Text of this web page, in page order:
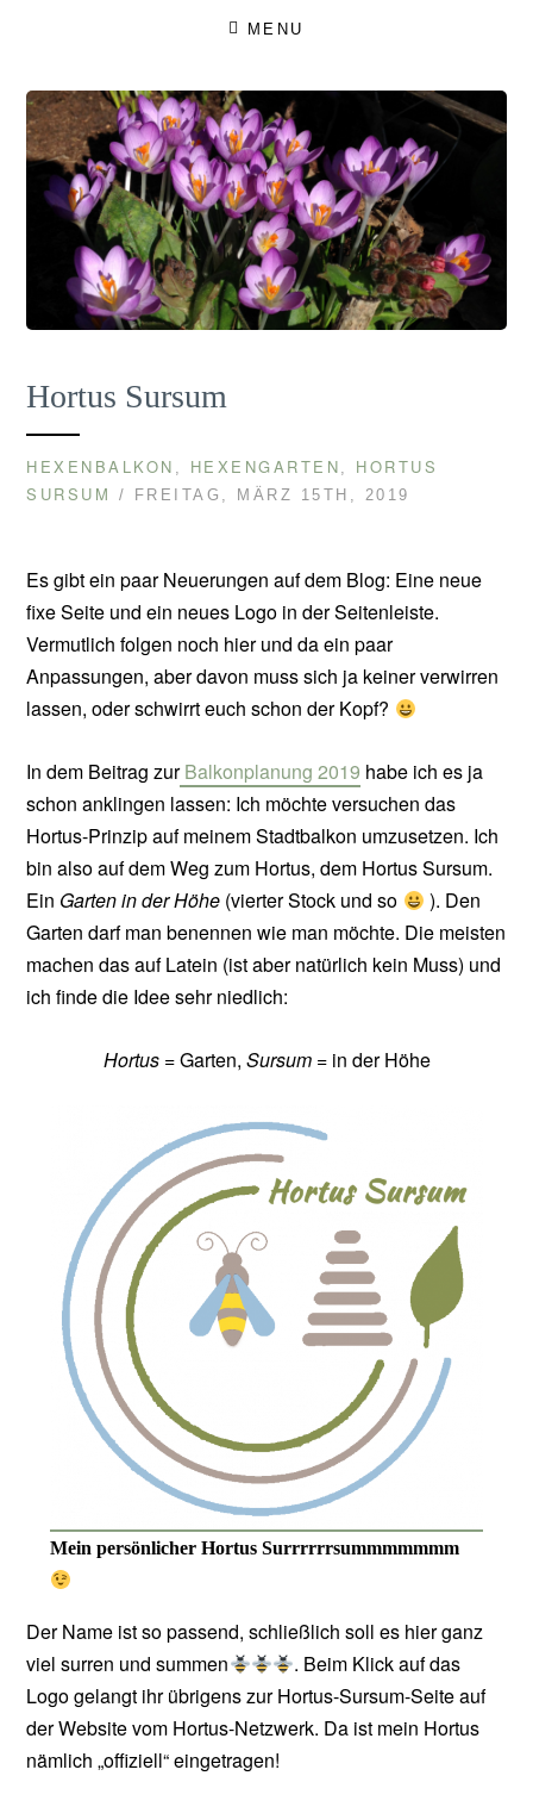
MENU
Hortus Sursum
HEXENBALKON , HEXENGARTEN , HORTUS
SURSUM
/ FREITAG, MÄRZ 15TH, 2019
Es gibt ein paar Neuerungen auf dem Blog: Eine neue
fixe Seite und ein neues Logo in der Seitenleiste.
Vermutlich folgen noch hier und da ein paar
Anpassungen, aber davon muss sich ja keiner verwirren
lassen, oder schwirrt euch schon der Kopf?
In dem Beitrag zurBalkonplanung 2019 habe ich es ja
schon anklingen lassen: Ich möchte versuchen das
Hortus-Prinzip auf meinem Stadtbalkon umzusetzen. Ich
bin also auf dem Weg zum Hortus, dem Hortus Sursum.
Ein Garten in der Höhe (vierter Stock und so
). Den
Garten darf man benennen wie man möchte. Die meisten
machen das auf Latein (ist aber natürlich kein Muss) und
ich finde die Idee sehr niedlich:
Hortus= Garten, Sursum= in der Höhe
Mein persönlicher Hortus Surrrrrrsummmmmmm
Der Name ist so passend, schließlich soll es hier ganz
viel surren und summen
. Beim Klick auf das
Logo gelangt ihr übrigens zur Hortus-Sursum-Seite auf
der Website vom Hortus-Netzwerk. Da ist mein Hortus
nämlich „offiziell“ eingetragen!